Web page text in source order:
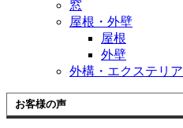
窓
屋根・外壁
屋根
外壁
外構・エクステリア
お客様の声